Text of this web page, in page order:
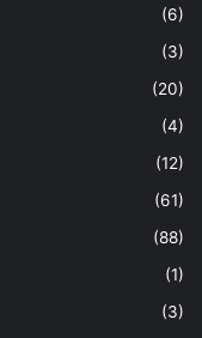
(6)
(3)
(20)
(4)
(12)
(61)
(88)
(1)
(3)